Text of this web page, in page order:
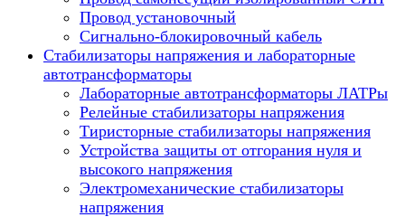
Провод установочный
Сигнально-блокировочный кабель
Стабилизаторы напряжения и лабораторные
автотрансформаторы
Лабораторные автотрансформаторы ЛАТРы
Релейные стабилизаторы напряжения
Тиристорные стабилизаторы напряжения
Устройства защиты от отгорания нуля и
высокого напряжения
Электромеханические стабилизаторы
напряжения